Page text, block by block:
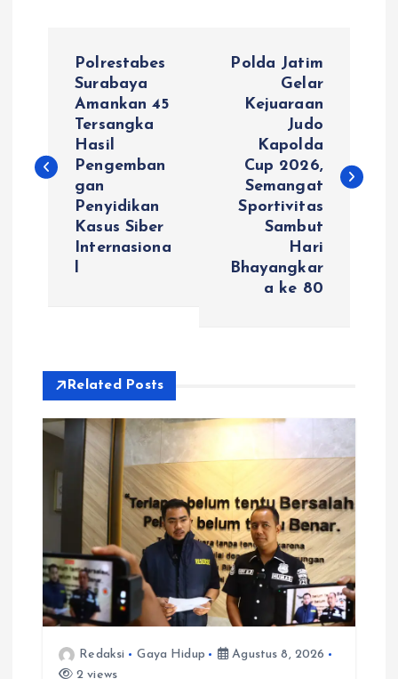
i
p
o
Polrestabes
Surabaya
Amankan 45
Tersangka
Hasil
Pengemban
gan
Penyidikan
Kasus Siber
Internasiona
l
Polda Jatim
Gelar
Kejuaraan
Judo
Kapolda
Cup 2026,
Semangat
Sportivitas
Sambut
Hari
Bhayangkar
a ke 80
Related Posts
Redaksi Gaya Hidup
Agustus 8, 2026
2 views